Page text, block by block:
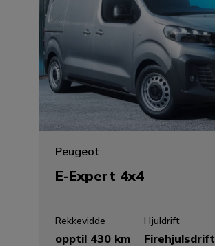
Peugeot
E-Expert 4x4
Rekkevidde
opptil 430 km
Hjuldrift
Firehjulsdrift